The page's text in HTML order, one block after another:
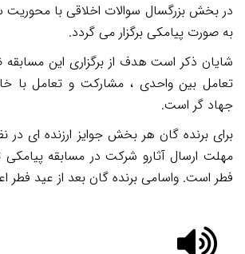
در بخش بزرگسال سوالات اخلاقی با محوریت
به صورت پیامکی برگزار می گردد.
شایان ذکر است هدف از برگزاری این
تعامل بین واحدی ، مشارکت و تعامل با
جهاد گر است.
برای برنده گان هر بخش جوایز ارزنده ای
مهلت ارسال آثارو شرکت در مسابقه پیامکی
فطر است. واسامی برنده گان بعد از عید فطر